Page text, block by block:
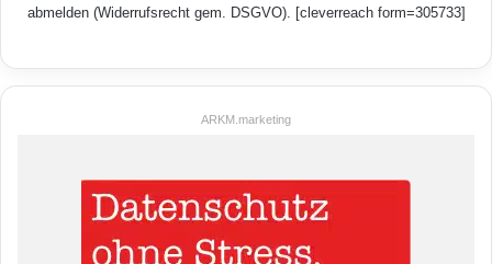
abmelden (Widerrufsrecht gem. DSGVO). [cleverreach form=305733]
ARKM.marketing